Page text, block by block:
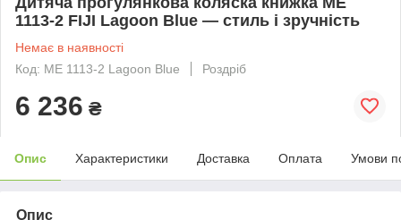
1113-2 FIJI Lagoon Blue — стиль і зручність
Немає в наявності
Код: ME 1113-2 Lagoon Blue
Роздріб
6 236 ₴
Опис Характеристики Доставка Оплата Умови
Опис